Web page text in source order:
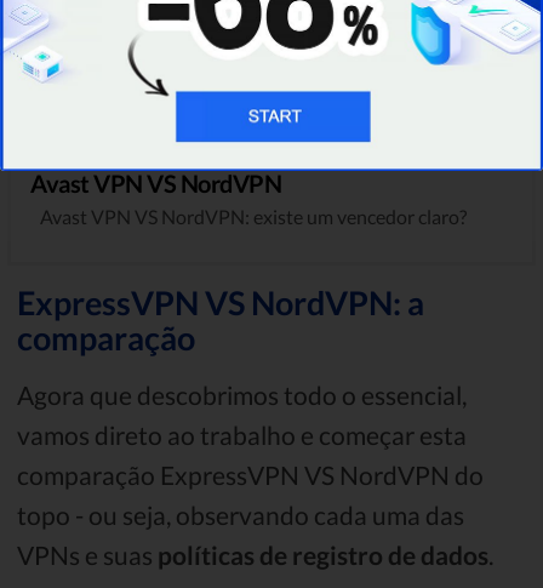
Avast VPN VS NordVPN
Avast VPN VS NordVPN: existe um vencedor claro?
ExpressVPN VS NordVPN: a
comparação
Agora que descobrimos todo o essencial,
vamos direto ao trabalho e começar esta
comparação ExpressVPN VS NordVPN do
topo - ou seja, observando cada uma das
VPNs e suas políticas de registro de dados